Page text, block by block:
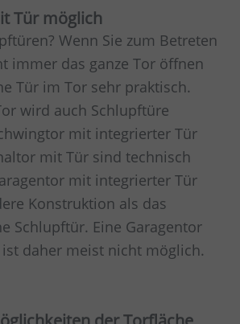
Tür möglich
Wenn Sie zum Betreten
immer das ganze Tor öffnen
Tür im Tor sehr praktisch.
wird auch Schlupftüre
mit integrierter Tür
mit Tür sind technisch
mit integrierter Tür
Konstruktion als das
Schlupftür. Eine Garagentor
daher meist nicht möglich.